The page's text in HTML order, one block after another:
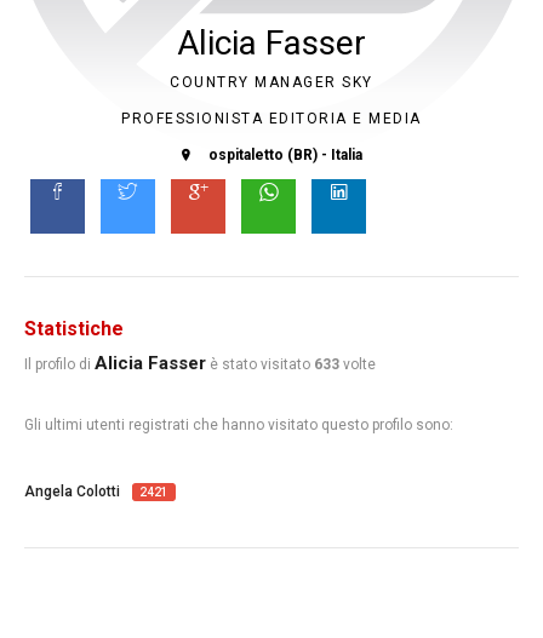
Alicia Fasser
COUNTRY MANAGER SKY
PROFESSIONISTA EDITORIA E MEDIA
ospitaletto (BR) - Italia
Statistiche
Il profilo di Alicia Fasser è stato visitato 633 volte
Gli ultimi utenti registrati che hanno visitato questo profilo sono:
Angela Colotti 2421